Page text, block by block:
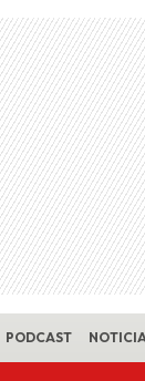
PODCAST